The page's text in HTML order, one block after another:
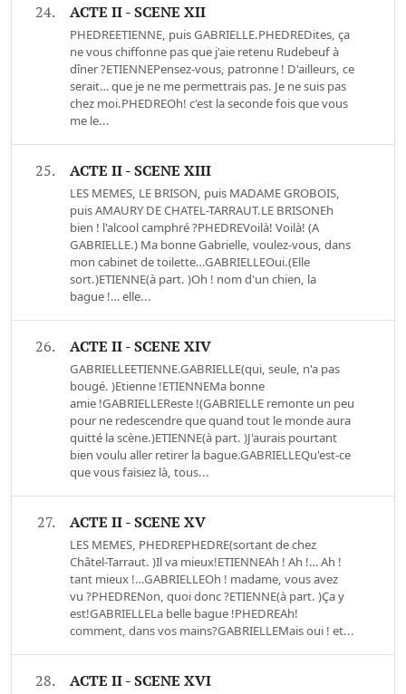
24. ACTE II - SCENE XII
PHEDREETIENNE, puis GABRIELLE.PHEDREDites, ça
ne vous chiffonne pas que j'aie retenu Rudebeuf à
dîner ?ETIENNEPensez-vous, patronne ! D'ailleurs, ce
serait… que je ne me permettrais pas. Je ne suis pas
chez moi.PHEDREOh! c'est la seconde fois que vous
me le...
25. ACTE II - SCENE XIII
LES MEMES, LE BRISON, puis MADAME GROBOIS,
puis AMAURY DE CHATEL-TARRAUT.LE BRISONEh
bien ! l'alcool camphré ?PHEDREVoilà! Voilà! (A
GABRIELLE.) Ma bonne Gabrielle, voulez-vous, dans
mon cabinet de toilette…GABRIELLEOui.(Elle
sort.)ETIENNE(à part. )Oh ! nom d'un chien, la
bague !… elle...
26. ACTE II - SCENE XIV
GABRIELLEETIENNE.GABRIELLE(qui, seule, n'a pas
bougé. )Etienne !ETIENNEMa bonne
amie !GABRIELLEReste !(GABRIELLE remonte un peu
pour ne redescendre que quand tout le monde aura
quitté la scène.)ETIENNE(à part. )J'aurais pourtant
bien voulu aller retirer la bague.GABRIELLEQu'est-ce
que vous faisiez là, tous...
27. ACTE II - SCENE XV
LES MEMES, PHEDREPHEDRE(sortant de chez
Châtel-Tarraut. )Il va mieux!ETIENNEAh ! Ah !… Ah !
tant mieux !…GABRIELLEOh ! madame, vous avez
vu ?PHEDRENon, quoi donc ?ETIENNE(à part. )Ça y
est!GABRIELLELa belle bague !PHEDREAh!
comment, dans vos mains?GABRIELLEMais oui ! et...
28. ACTE II - SCENE XVI